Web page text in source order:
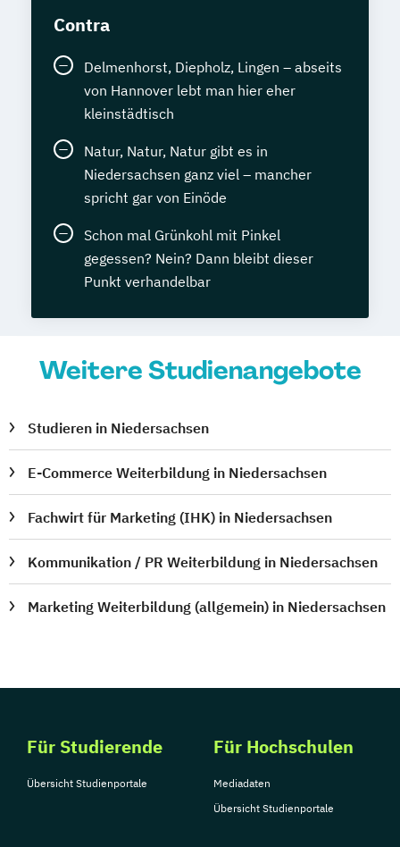
Contra
Delmenhorst, Diepholz, Lingen – abseits
von Hannover lebt man hier eher
kleinstädtisch
Natur, Natur, Natur gibt es in
Niedersachsen ganz viel – mancher
spricht gar von Einöde
Schon mal Grünkohl mit Pinkel
gegessen? Nein? Dann bleibt dieser
Punkt verhandelbar
Weitere Studienangebote
Studieren in Niedersachsen
E-Commerce Weiterbildung in Niedersachsen
Fachwirt für Marketing (IHK) in Niedersachsen
Kommunikation / PR Weiterbildung in Niedersachsen
Marketing Weiterbildung (allgemein) in Niedersachsen
Für Studierende
Übersicht Studienportale
Für Hochschulen
Mediadaten
Übersicht Studienportale